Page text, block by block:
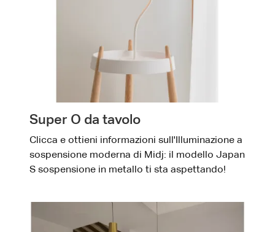
Super O da tavolo
Clicca e ottieni informazioni sull'Illuminazione a
sospensione moderna di Midj: il modello Japan
S sospensione in metallo ti sta aspettando!